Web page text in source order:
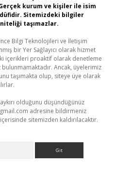
kurum ve kişiler ile isim
Sitemizdeki bilgiler
taşımazlar.
Bilgi Teknolojileri ve İletişim
bir Yer Sağlayıcı olarak hizmet
içerikleri proaktif olarak denetleme
Ancak, üyelerimiz
taşımakta olup, siteye üye olarak
olduğunu düşündüğünüz
adresine bildirmeniz
sitemizden kaldırılacaktır.